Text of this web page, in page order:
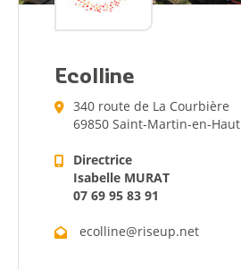
Ecolline
340 route de La Courbière
69850 Saint-Martin-en-Haut
Directrice
Isabelle MURAT
07 69 95 83 91
ecolline@riseup.net